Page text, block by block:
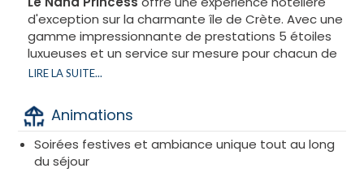
d'exception sur la charmante île de Crète. Avec une
gamme impressionnante de prestations 5 étoiles
luxueuses et un service sur mesure pour chacun de
nos hôtes, nous répondons aux plus hautes
toutes magnifiquement conçues et
harmonieusement intégrées à la nature
environnante. Les voyageurs en quête de luxe
moderne seront comblés.
LIRE LA SUITE...
Animations
Soirées festives et ambiance unique tout au long
du séjour